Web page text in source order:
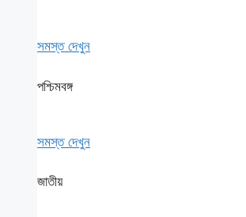
সমস্ত দেখুন
পশ্চিমবঙ্গ
সমস্ত দেখুন
জাতীয়